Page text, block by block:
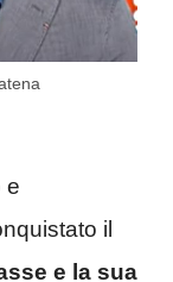
e
il
e la sua